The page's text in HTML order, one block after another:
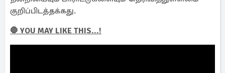
குறிப்பிடத்தக்கது.
🛑 YOU MAY LIKE THIS...!